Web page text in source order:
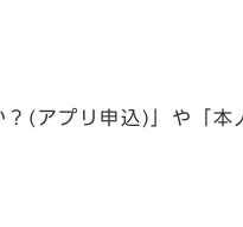
(アプリ申込)」や「本